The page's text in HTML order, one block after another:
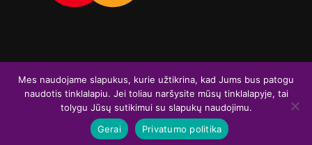
Visos teisės saugomos. Graviruoja.lt 2026
I
Mes naudojame slapukus, kurie užtikrina, kad Jums bus patogu
naudotis tinklalapiu. Jei toliau naršysite mūsų tinklalapyje, tai
tolygu Jūsų sutikimui su slapukų naudojimu.
Gerai
Privatumo politika